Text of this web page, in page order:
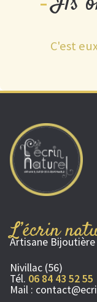
C'est
L’écrin
Artisane Bijoutière
Nivillac (56)
Tél. 06 84 43 52 55
Mail :